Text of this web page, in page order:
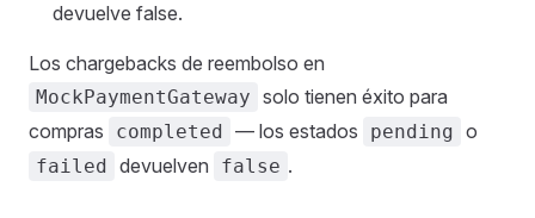
devuelve false.
Los chargebacks de reembolso en
MockPaymentGateway solo tienen éxito para
compras
completed — los estados pending o
failed devuelven false .